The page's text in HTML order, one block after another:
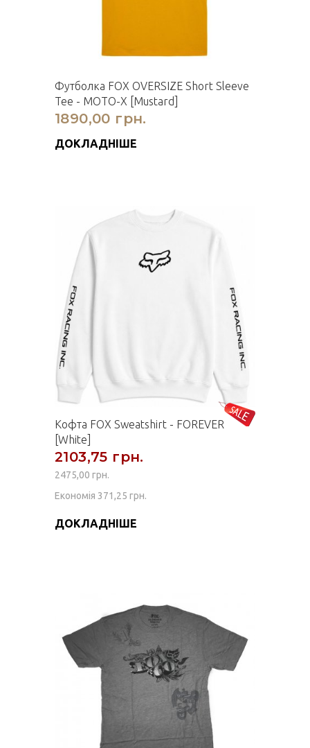
Футболка FOX OVERSIZE Short Sleeve
Tee - MOTO-X [Mustard]
1890,00 грн.
ДОКЛАДНІШЕ
Кофта FOX Sweatshirt - FOREVER
[White]
2103,75 грн.
2475,00 грн.
Економія 371,25 грн.
ДОКЛАДНІШЕ